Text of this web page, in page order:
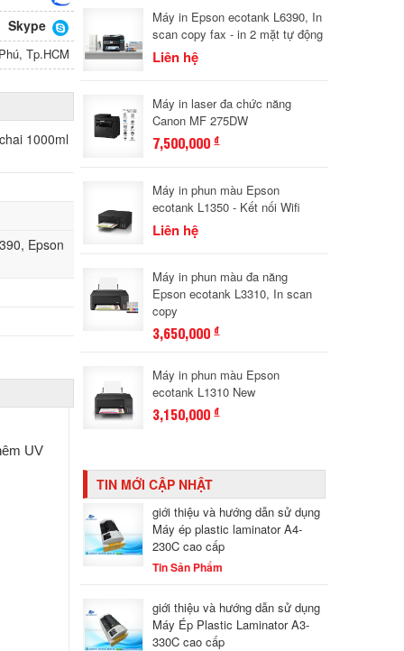
Skype
Tp.HCM
1000ml
Epson
UV
Máy in Epson ecotank L6390, In
scan copy fax - in 2 mặt tự động
Liên hệ
Máy in laser đa chức năng
Canon MF 275DW
7,500,000đ
Máy in phun màu Epson
ecotank L1350 - Kết nối Wifi
Liên hệ
Máy in phun màu đa năng
Epson ecotank L3310, In scan
copy
3,650,000đ
Máy in phun màu Epson
ecotank L1310 New
3,150,000đ
TIN MỚI CẬP NHẬT
giới thiệu và hướng dẫn sử dụng
Máy ép plastic laminator A4-
230C cao cấp
Tin Sản Phẩm
giới thiệu và hướng dẫn sử dụng
Máy Ép Plastic Laminator A3-
330C cao cấp